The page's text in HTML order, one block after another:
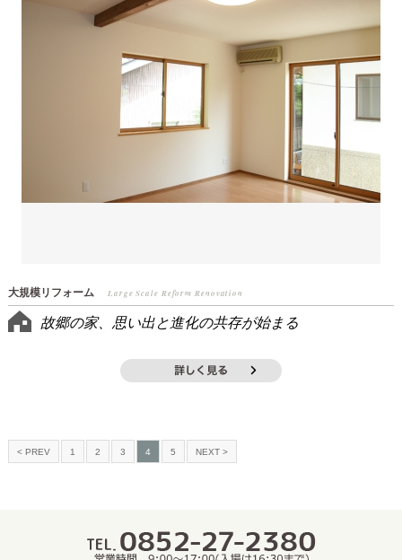
大規模リフォーム Large Scale Reform Renovation
故郷の家、思い出と進化の共存が始まる
< PREV 1 2 3 4 5 NEXT >